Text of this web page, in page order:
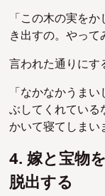
「この木の実を
き出すの。やって
言われた通りにす
「なかなかうま
ぶしてくれている
かいて寝てしまい
4. 嫁と宝物
脱出する